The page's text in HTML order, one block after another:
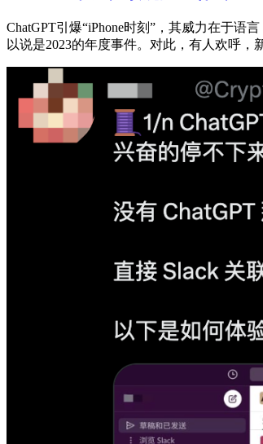
ChatGPT引爆“iPhone时刻”，其威力在于语
以说是2023的年度事件。对此，有人欢呼，